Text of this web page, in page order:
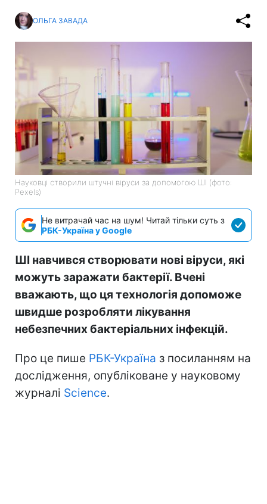
ОЛЬГА ЗАВАДА
Науковці створили штучні віруси за допомогою ШІ (фото:
Pexels)
Не витрачай час на шум! Читай тільки суть з
РБК-Україна у Google
ШІ навчився створювати нові віруси, які
можуть заражати бактерії. Вчені
вважають, що ця технологія допоможе
швидше розробляти лікування
небезпечних бактеріальних інфекцій.
Про це пише РБК-Україна з посиланням на
дослідження, опубліковане у науковому
журналі Science.